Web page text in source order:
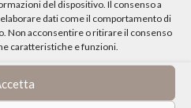
del dispositivo. Il consenso a
dati come il comportamento di
Non acconsentire o ritirare il consenso
caratteristiche e funzioni.
vissuta è già rinnovare la scuola,
aree del mondo si